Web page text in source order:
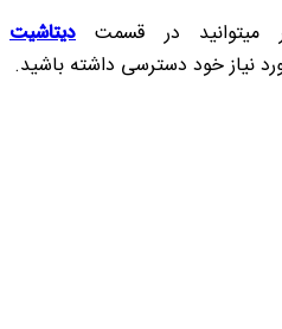
در قسمت دیتاشیت
نیاز خود دسترسی داشته باشید.